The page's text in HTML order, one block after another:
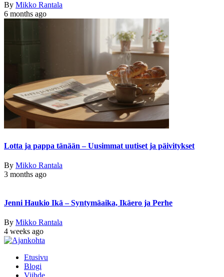
By Mikko Rantala
6 months ago
Lotta ja pappa tänään – Uusimmat uutiset ja päivitykset
By Mikko Rantala
3 months ago
Jenni Haukio Ikä – Syntymäaika, Ikäero ja Perhe
By Mikko Rantala
4 weeks ago
Etusivu
Blogi